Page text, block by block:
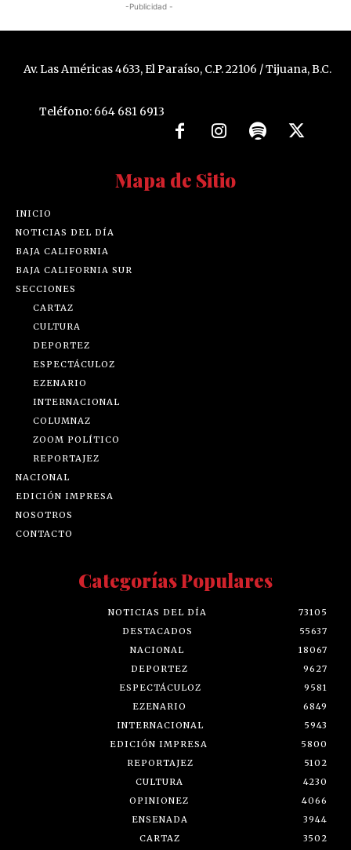
-Publicidad -
Av. Las Américas 4633, El Paraíso, C.P. 22106 / Tijuana, B.C.
Teléfono: 664 681 6913
Mapa de Sitio
INICIO
NOTICIAS DEL DÍA
BAJA CALIFORNIA
BAJA CALIFORNIA SUR
SECCIONES
CARTAZ
CULTURA
DEPORTEZ
ESPECTÁCULOZ
EZENARIO
INTERNACIONAL
COLUMNAZ
ZOOM POLÍTICO
REPORTAJEZ
NACIONAL
EDICIÓN IMPRESA
NOSOTROS
CONTACTO
Categorías Populares
NOTICIAS DEL DÍA
73105
DESTACADOS
55637
NACIONAL
18067
DEPORTEZ
9627
ESPECTÁCULOZ
9581
EZENARIO
6849
INTERNACIONAL
5943
EDICIÓN IMPRESA
5800
REPORTAJEZ
5102
CULTURA
4230
OPINIONEZ
4066
ENSENADA
3944
CARTAZ
3502